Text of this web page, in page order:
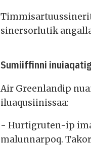
sinersorlutik
Sumiiffinni
Air Greenlandip
iluaqusiinissaa:
- Hurtigruten-ip
malunnarpoq.